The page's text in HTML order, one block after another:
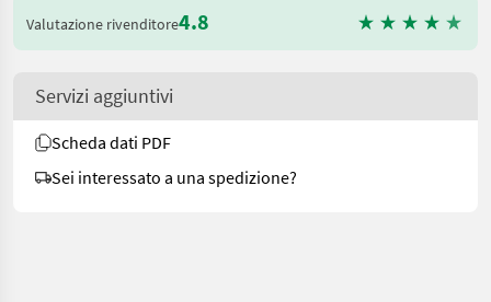
Valutazione rivenditore4.8
Servizi aggiuntivi
Scheda dati PDF
Sei interessato a una spedizione?